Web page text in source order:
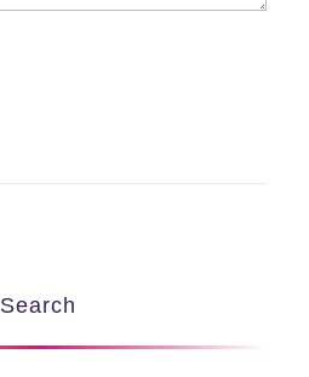
Search